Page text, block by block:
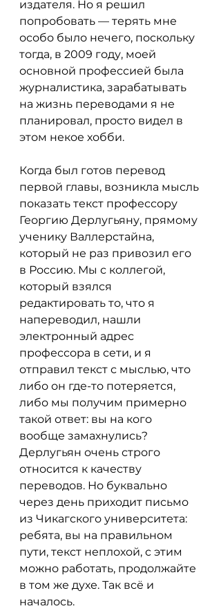
издателя. Но я решил
попробовать — терять мне
особо было нечего, поскольку
тогда, в 2009 году, моей
основной профессией была
журналистика, зарабатывать
на жизнь переводами я не
планировал, просто видел в
этом некое хобби.
Когда был готов перевод
первой главы, возникла мысль
показать текст профессору
Георгию Дерлугьяну, прямому
ученику Валлерстайна,
который не раз привозил его
в Россию. Мы с коллегой,
который взялся
редактировать то, что я
напереводил, нашли
электронный адрес
профессора в сети, и я
отправил текст с мыслью, что
либо он где-то потеряется,
либо мы получим примерно
такой ответ: вы на кого
вообще замахнулись?
Дерлугьян очень строго
относится к качеству
переводов. Но буквально
через день приходит письмо
из Чикагского университета:
ребята, вы на правильном
пути, текст неплохой, с этим
можно работать, продолжайте
в том же духе. Так всё и
началось.